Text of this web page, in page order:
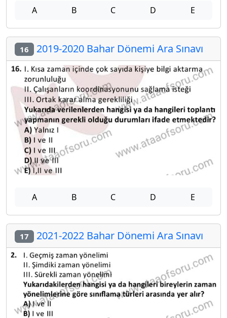
A B C D E
16 2019-2020 Bahar Dönemi Ara Sınavı
A B C D E
17 2021-2022 Bahar Dönemi Ara Sınavı